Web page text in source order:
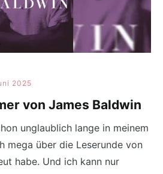
2025
von James Baldwin
unglaublich lange in meinem
mega über die Leserunde von
habe. Und ich kann nur